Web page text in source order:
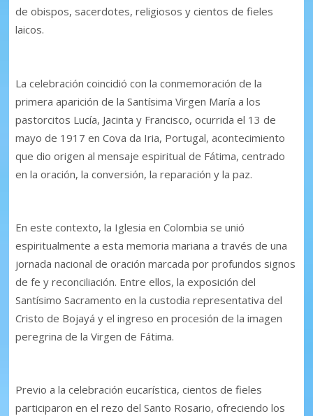
de obispos, sacerdotes, religiosos y cientos de fieles
laicos.
La celebración coincidió con la conmemoración de la
primera aparición de la Santísima Virgen María a los
pastorcitos Lucía, Jacinta y Francisco, ocurrida el 13 de
mayo de 1917 en Cova da Iria, Portugal, acontecimiento
que dio origen al mensaje espiritual de Fátima, centrado
en la oración, la conversión, la reparación y la paz.
En este contexto, la Iglesia en Colombia se unió
espiritualmente a esta memoria mariana a través de una
jornada nacional de oración marcada por profundos signos
de fe y reconciliación. Entre ellos, la exposición del
Santísimo Sacramento en la custodia representativa del
Cristo de Bojayá y el ingreso en procesión de la imagen
peregrina de la Virgen de Fátima.
Previo a la celebración eucarística, cientos de fieles
participaron en el rezo del Santo Rosario, ofreciendo los